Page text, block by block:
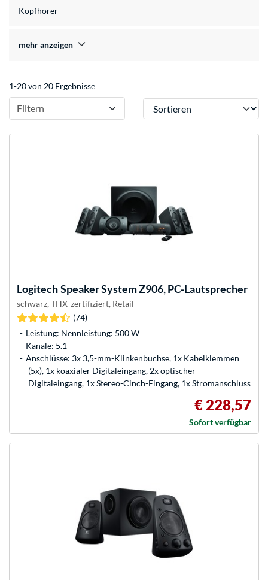
Kopfhörer
mehr anzeigen
1-20 von 20 Ergebnisse
Filtern Sortieren
LogitechSpeaker System Z906, PC-Lautsprecher
schwarz, THX-zertifiziert, Retail
(74)
Leistung: Nennleistung: 500 W
Kanäle: 5.1
Anschlüsse: 3x 3,5-mm-Klinkenbuchse, 1x Kabelklemmen
(5x), 1x koaxialer Digitaleingang, 2x optischer
Digitaleingang, 1x Stereo-Cinch-Eingang, 1x Stromanschluss
€ 228,57
Sofort verfügbar